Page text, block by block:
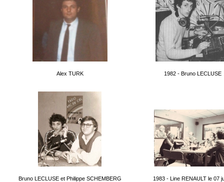
Alex TURK 1982 - Bruno LECLUSE
Bruno LECLUSE et Philippe SCHEMBERG 1983 - Line RENAULT le 07